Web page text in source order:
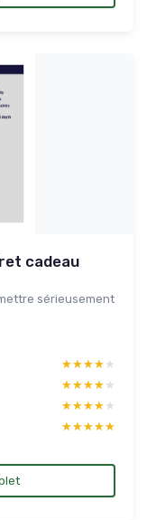
cadeau
sérieusement
★★★★★
★★★★★
★★★★★
★★★★★
★★★★★
★★★★★
★★★★★
★★★★★